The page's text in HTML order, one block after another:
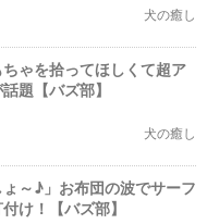
犬の癒し
ちゃを拾ってほしくて超ア
題【バズ部】
犬の癒し
ょ～♪」お布団の波でサーフ
け！【バズ部】